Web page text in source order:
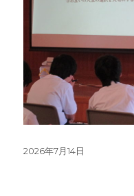
投
2026年7月14日